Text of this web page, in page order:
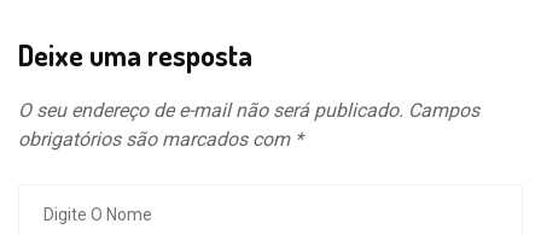
Deixe uma resposta
O seu endereço de e-mail não será publicado. Campos
obrigatórios são marcados com *